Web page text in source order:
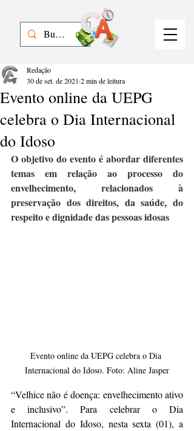
Evento online da UEPG
celebra o Dia Internacional
do Idoso
Redação
30 de set. de 2021 2 min de leitura
O objetivo do evento é abordar diferentes
temas em relação ao processo do
envelhecimento, relacionados à
preservação dos direitos, da saúde, do
respeito e dignidade das pessoas idosas
Evento online da UEPG celebra o Dia
Internacional do Idoso. Foto: Aline Jasper
“Velhice não é doença: envelhecimento ativo
e inclusivo”. Para celebrar o Dia
Internacional do Idoso, nesta sexta (01), a